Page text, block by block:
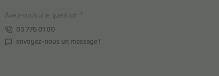
Avez-vous une question ?
03 776 01 00
envoyez-nous un message !